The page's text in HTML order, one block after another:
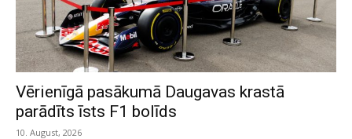
Vērienīgā pasākumā Daugavas krastā
parādīts īsts F1 bolīds
10. August, 2026